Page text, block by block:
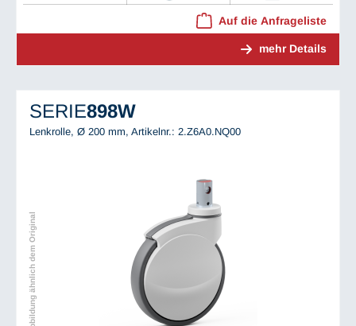
Auf die Anfrageliste
mehr Details
SERIE898W
Lenkrolle, Ø 200 mm, Artikelnr.: 2.Z6A0.NQ00
Abbildung ähnlich dem Original